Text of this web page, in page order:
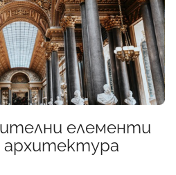
елементи
архитектура